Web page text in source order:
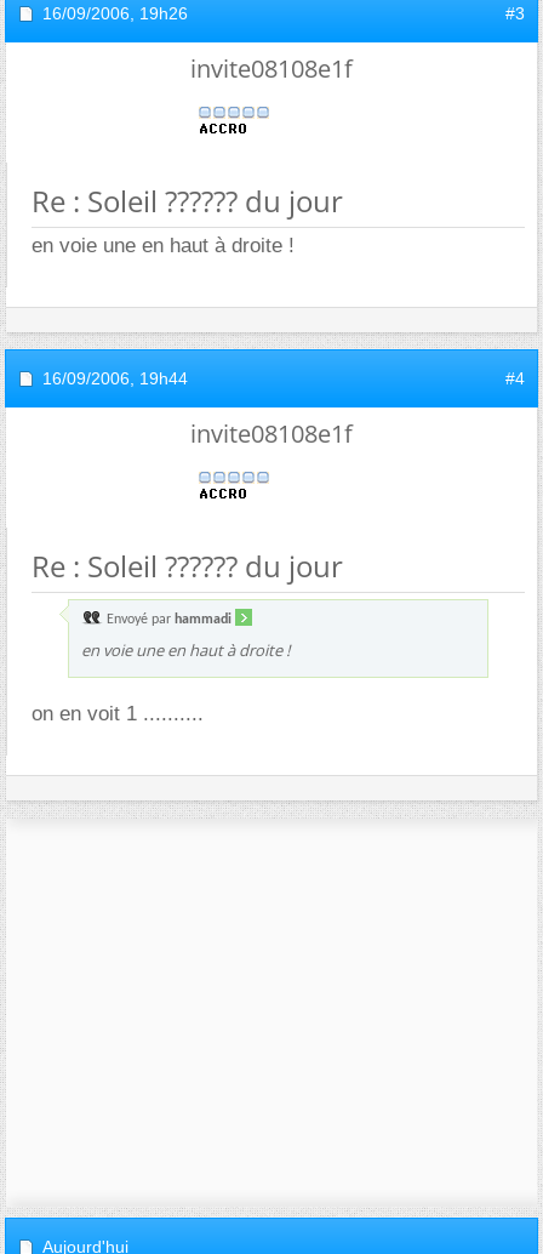
16/09/2006, 19h26 #3
invite08108e1f
Re : Soleil ?????? du jour
en voie une en haut à droite !
16/09/2006, 19h44 #4
invite08108e1f
Re : Soleil ?????? du jour
Envoyé par hammadi
en voie une en haut à droite !
on en voit 1 ..........
Aujourd'hui